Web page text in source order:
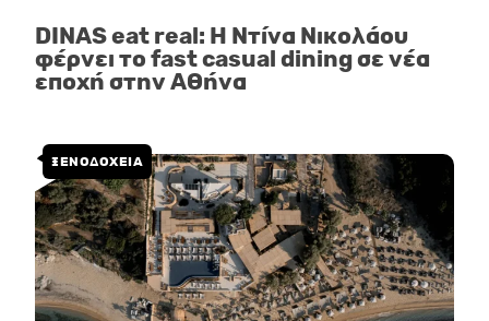
DINAS eat real: Η Ντίνα Νικολάου
φέρνει το fast casual dining σε νέα
εποχή στην Αθήνα
ΞΕΝΟΔΟΧΕΙΑ